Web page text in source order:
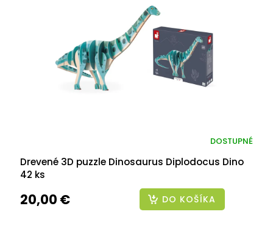
Drevené 3D puzzle Dinosaurus Diplodocus Dino
42 ks
DOSTUPNÉ
20,00 € DO KOŠÍKA